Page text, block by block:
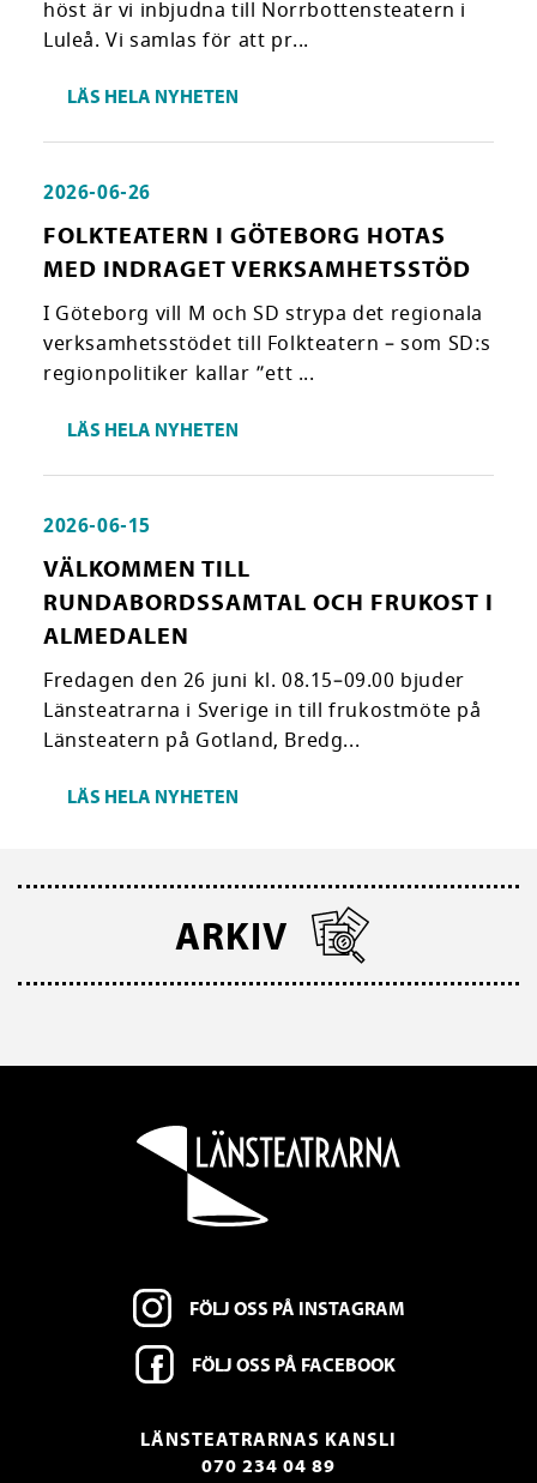
höst är vi inbjudna till Norrbottensteatern i
Luleå. Vi samlas för att pr...
LÄS HELA NYHETEN
2026-06-26
FOLKTEATERN I GÖTEBORG HOTAS
MED INDRAGET VERKSAMHETSSTÖD
I Göteborg vill M och SD strypa det regionala
verksamhetsstödet till Folkteatern – som SD:s
regionpolitiker kallar ”ett ...
LÄS HELA NYHETEN
2026-06-15
VÄLKOMMEN TILL
RUNDABORDSSAMTAL OCH FRUKOST I
ALMEDALEN
Fredagen den 26 juni kl. 08.15–09.00 bjuder
Länsteatrarna i Sverige in till frukostmöte på
Länsteatern på Gotland, Bredg...
LÄS HELA NYHETEN
ARKIV
FÖLJ OSS PÅ INSTAGRAM
FÖLJ OSS PÅ FACEBOOK
LÄNSTEATRARNAS KANSLI
070 234 04 89